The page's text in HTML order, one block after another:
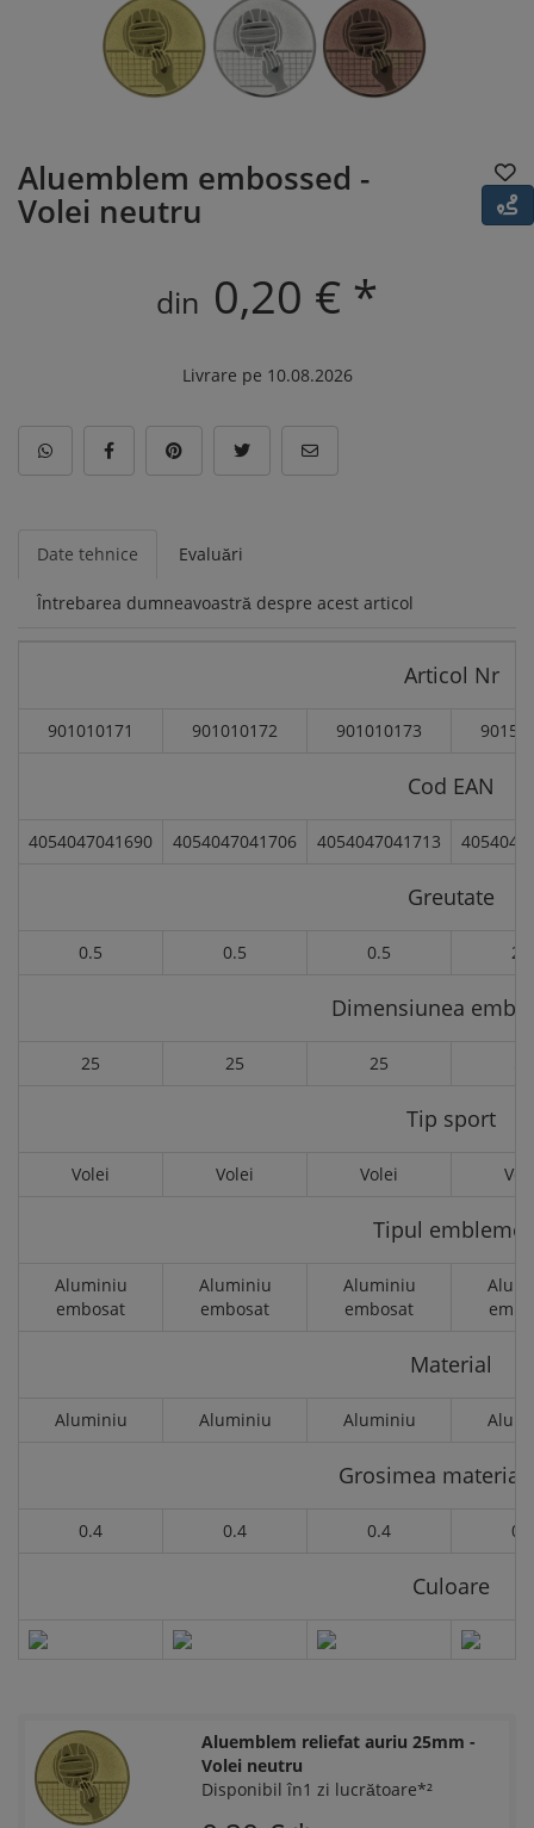
Aluemblem embossed -
Volei neutru
din 0,20 € *
Livrare pe 10.08.2026
Date tehnice Evaluări
Întrebarea dumneavoastră despre acest articol
Articol Nr
901010171 901010172 901010173
Cod EAN
4054047041690 4054047041706 4054047041713
Greutate
0.5 0.5 0.5 2.1
Dimensiunea
25 25 25
Tip sport
Volei Volei Volei
Tipul emblemei
Aluminiu
embosat
Aluminiu
embosat
Aluminiu
embosat
Material
Aluminiu Aluminiu Aluminiu
Grosimea
0.4 0.4 0.4 0.4
Culoare
Aluemblem reliefat auriu 25mm -
Volei neutru
Disponibil în1 zi lucrătoare*²